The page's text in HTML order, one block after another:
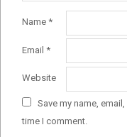
Name *
Email *
Website
Save my name,
time I comment.